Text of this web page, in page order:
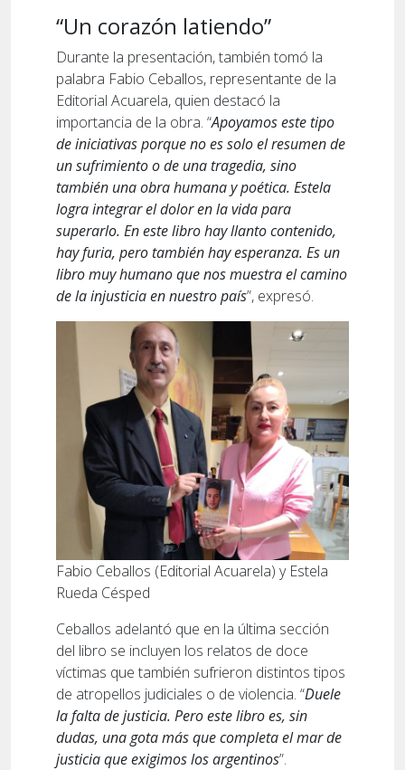
“Un corazón latiendo”
Durante la presentación, también tomó la
palabra Fabio Ceballos, representante de la
Editorial Acuarela, quien destacó la
importancia de la obra. “Apoyamos este tipo
de iniciativas porque no es solo el resumen de
un sufrimiento o de una tragedia, sino
también una obra humana y poética. Estela
logra integrar el dolor en la vida para
superarlo. En este libro hay llanto contenido,
hay furia, pero también hay esperanza. Es un
libro muy humano que nos muestra el camino
de la injusticia en nuestro país”, expresó.
Fabio Ceballos (Editorial Acuarela) y Estela
Rueda Césped
Ceballos adelantó que en la última sección
del libro se incluyen los relatos de doce
víctimas que también sufrieron distintos tipos
de atropellos judiciales o de violencia. “Duele
la falta de justicia. Pero este libro es, sin
dudas, una gota más que completa el mar de
justicia que exigimos los argentinos”.